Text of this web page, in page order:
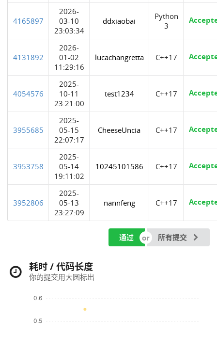
4165897
2026-
03-10
23:03:34
ddxiaobai
Python
3
4131892
2026-
01-02
11:29:16
lucachangretta C++17
4054576
2025-
10-11
23:21:00
test1234 C++17
3955685
2025-
05-15
22:07:17
CheeseUncia C++17
3953758
2025-
05-14
19:11:02
10245101586 C++17
3952806
2025-
05-13
23:27:09
nannfeng C++17
通过 所有提交
耗时 / 代码长度
你的提交用大圆标出